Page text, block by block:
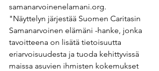
samanarvoinenelamani.org.
"Näyttelyn järjestää Suomen Caritasin
Samanarvoinen elämäni -hanke, jonka
tavoitteena on lisätä tietoisuutta
eriarvoisuudesta ja tuoda kehittyvissä
maissa asuvien ihmisten kokemukset